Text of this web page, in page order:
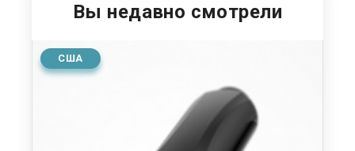
Вы недавно смотрели
США